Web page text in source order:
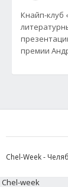
Кнайп-клуб
премии
Chel-Week -
Chel-week